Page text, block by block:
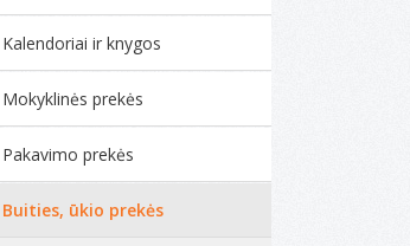
Kalendoriai ir knygos
Mokyklinės prekės
Pakavimo prekės
Buities, ūkio prekės